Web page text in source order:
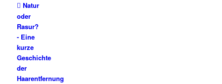
Natur
oder
Rasur?
- Eine
kurze
Geschichte
der
Haarentfernung